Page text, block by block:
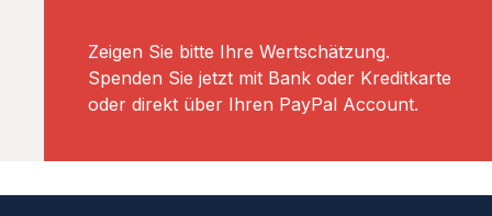
Zeigen Sie bitte Ihre Wertschätzung.
Spenden Sie jetzt mit Bank oder Kreditkarte
oder direkt über Ihren PayPal Account.